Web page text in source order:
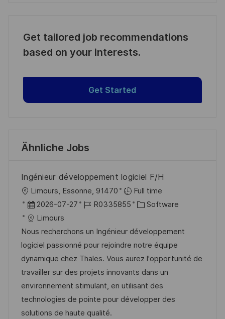
Get tailored job recommendations
based on your interests.
Get Started
Ähnliche Jobs
Ingénieur développement logiciel F/H
O
r
t
Limours, Essonne, 91470
Full time
D
a
t
u
m
d
e
r
V
2026-07-27
J
b
-
I
D
R0335855
K
t
e
g
o
r
i
Software
Limours
Nous recherchons un Ingénieur développement
logiciel passionné pour rejoindre notre équipe
dynamique chez Thales. Vous aurez l'opportunité de
travailler sur des projets innovants dans un
environnement stimulant, en utilisant des
technologies de pointe pour développer des
solutions de haute qualité.